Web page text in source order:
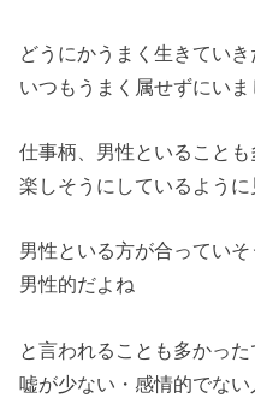
どうにかうまく生きてい
いつもうまく属せずにいま
仕事柄、男性といることも
楽しそうにしているよう
男性といる方が合っていそ
男性的だよね
と言われることも多かっ
嘘が少ない・感情的でな